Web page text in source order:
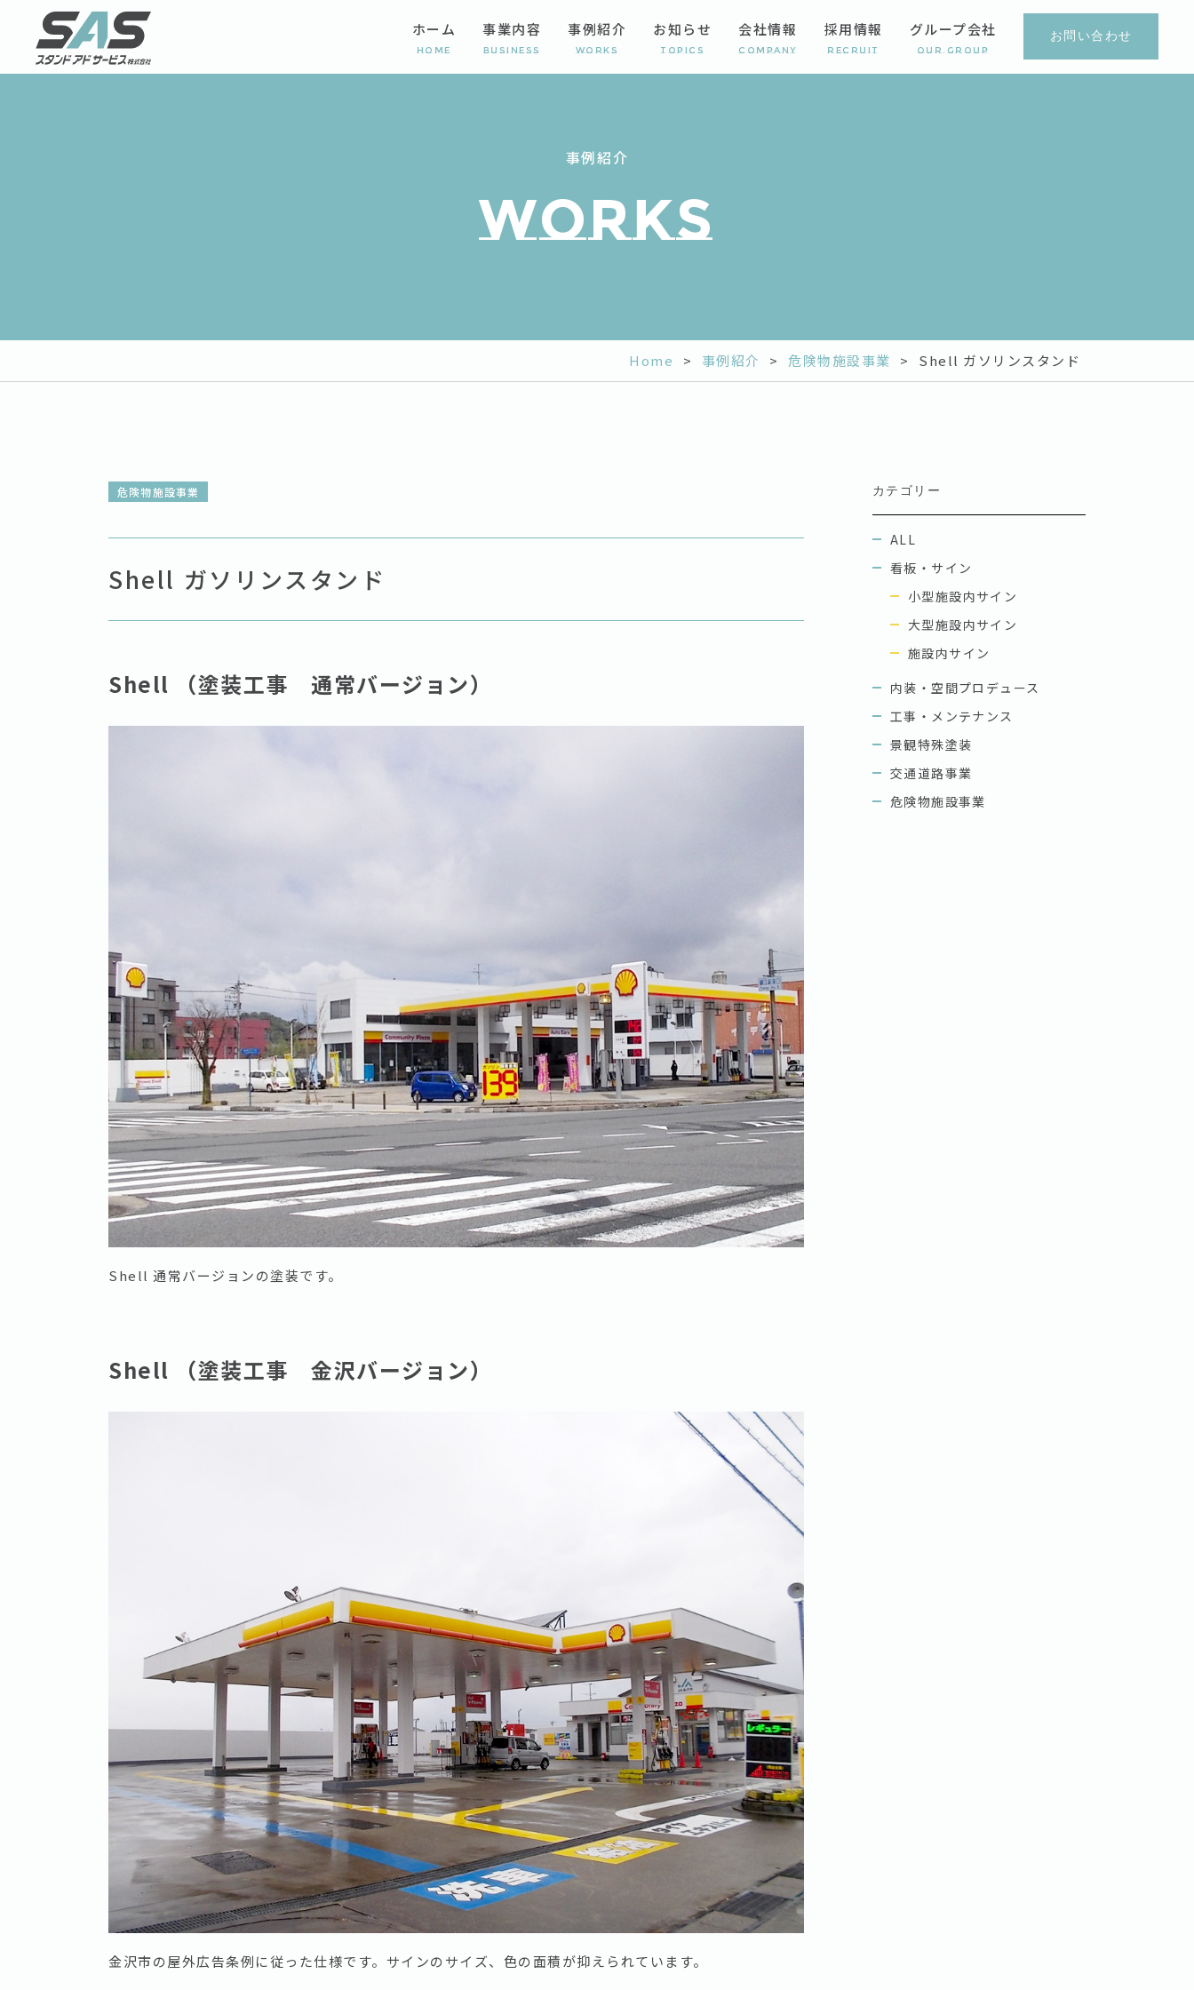
ホーム
Home
事業内容
Business
事例紹介
Works
お知らせ
Topics
会社情報
Company
採用情報
Recruit
グループ会社
Our Group
お問い合わせ
事例紹介
works
Home > 事例紹介 > 危険物施設事業 > Shell ガソリンスタンド
危険物施設事業
Shell ガソリンスタンド
Shell （塗装工事 通常バージョン）
Shell 通常バージョンの塗装です。
Shell （塗装工事 金沢バージョン）
金沢市の屋外広告条例に従った仕様です。サインのサイズ、色の面積が抑えられています。
カテゴリー
ALL
看板・サイン
小型施設内サイン
大型施設内サイン
施設内サイン
内装・空間プロデュース
工事・メンテナンス
景観特殊塗装
交通道路事業
危険物施設事業